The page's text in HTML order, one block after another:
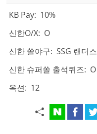
KB Pay: 10%
신한O/X: O
신한 쏠야구: SSG 랜더스
신한 슈퍼쏠 출석퀴즈: O
옥션: 12